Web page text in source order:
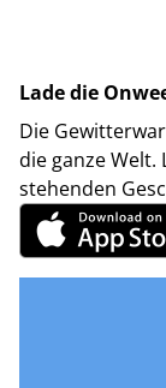
Lade die
Die
die ganze Welt.
stehenden